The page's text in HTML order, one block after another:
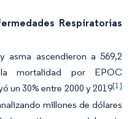
Respiratorias
asma ascendieron a 569,2
mortalidad por EPOC
un 30% entre 2000 y 2019[1]
millones de dólares